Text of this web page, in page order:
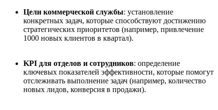
Цели коммерческой службы: установление
конкретных задач, которые способствуют достижению
стратегических приоритетов (например, привлечение
1000 новых клиентов в квартал).
KPI для отделов и сотрудников: определение
ключевых показателей эффективности, которые помогут
отслеживать выполнение задач (например, количество
новых лидов, конверсия в продажи).